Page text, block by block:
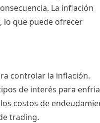
La inflación
lo que puede ofrecer
controlar la inflación.
de interés para
costos de
trading.